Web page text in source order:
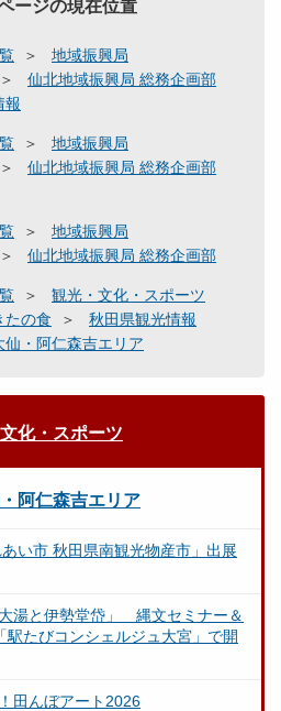
ージの現在位置
地域振興局
仙北地域振興局 総務企画部
報
地域振興局
仙北地域振興局 総務企画部
地域振興局
仙北地域振興局 総務企画部
観光・文化・スポーツ
たの食
秋田県観光情報
仙・阿仁森吉エリア
化・スポーツ
阿仁森吉エリア
あい市 秋田県南観光物産市」出展
湯と伊勢堂岱」 縄文セミナー＆
駅たびコンシェルジュ大宮」で開
田んぼアート2026